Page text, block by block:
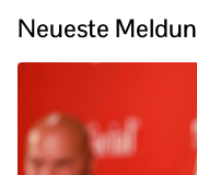
Neueste